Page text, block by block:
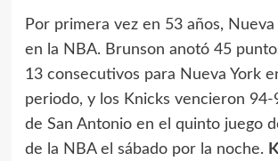
Por primera vez en 53 años, Nueva
en la NBA. Brunson anotó 45
13 consecutivos para Nueva York
periodo, y los Knicks vencieron 94-
de San Antonioen el quinto juego
de la NBA el sábado por la noche.